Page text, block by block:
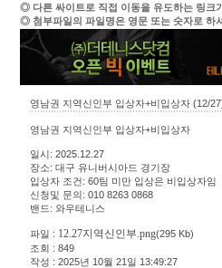
◎ 다른 싸이트로 직접 이동을 유도하는 링크
◎ 첨부파일의 파일명은 영문 또는 숫자로 하
영남권 지역신인부 입상자+비입상자 (12/
영남권 지역신인부 입상자+비입상자
일시: 2025.12.27
장소: 대구 유니버시아드 경기장
입상자 조건: 60팀 미만 입상은 비입상자임
신청및 문의: 010 8263 0868
밴드: 와우테니스
파일 : 12.27지역신인부.png(295 Kb)
조회 : 849
작성 : 2025년 10월 21일 13:49:27